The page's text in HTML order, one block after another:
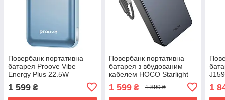
Повербанк портативна
батарея Proove Vibe
Energy Plus 22.5W
10000mAh з бездротовою
зарядкою MagSafe
1 599 ₴
Повербанк портативна
батарея з вбудованим
кабелем HOCO Starlight
J170A 22.5W 20000mAh
(USB, Type-C)
1 599₴ 1 899 ₴ 1